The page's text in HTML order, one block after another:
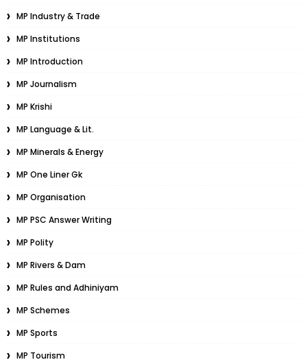
MP Industry & Trade
MP Institutions
MP Introduction
MP Journalism
MP Krishi
MP Language & Lit.
MP Minerals & Energy
MP One Liner Gk
MP Organisation
MP PSC Answer Writing
MP Polity
MP Rivers & Dam
MP Rules and Adhiniyam
MP Schemes
MP Sports
MP Tourism